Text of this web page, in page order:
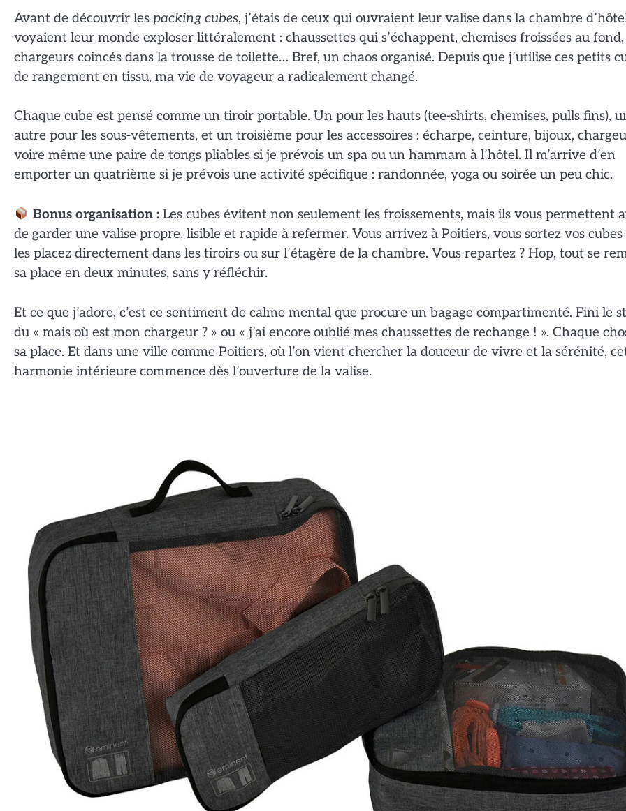
Avant de découvrir les packing cubes, j’étais de ceux qui ouvraient leur valise dans la chambre
voyaient leur monde exploser littéralement : chaussettes qui s’échappent, chemises froissées au fond,
chargeurs coincés dans la trousse de toilette… Bref, un chaos organisé. Depuis que j’utilise ces petits
de rangement en tissu, ma vie de voyageur a radicalement changé.
Chaque cube est pensé comme un tiroir portable. Un pour les hauts (tee-shirts, chemises, pulls fins),
autre pour les sous-vêtements, et un troisième pour les accessoires : écharpe, ceinture, bijoux,
voire même une paire de tongs pliables si je prévois un spa ou un hammam à l’hôtel. Il m’arrive d’en
emporter un quatrième si je prévois une activité spécifique : randonnée, yoga ou soirée un peu chic.
Bonus organisation :Les cubes évitent non seulement les froissements, mais ils vous permettent
de garder une valise propre, lisible et rapide à refermer. Vous arrivez à Poitiers, vous sortez vos cubes
les placez directement dans les tiroirs ou sur l’étagère de la chambre. Vous repartez ? Hop, tout se
sa place en deux minutes, sans y réfléchir.
Et ce que j’adore, c’est ce sentiment de calme mental que procure un bagage compartimenté. Fini le
du « mais où est mon chargeur ? » ou « j’ai encore oublié mes chaussettes de rechange ! ». Chaque
sa place. Et dans une ville comme Poitiers, où l’on vient chercher la douceur de vivre et la sérénité,
harmonie intérieure commence dès l’ouverture de la valise.